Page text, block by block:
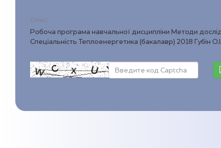
Опис:
Робоча програма навчальної дисципліни Методи
Спеціальність Теплоенергетика (бакалавр) 2018 Губін О.І.